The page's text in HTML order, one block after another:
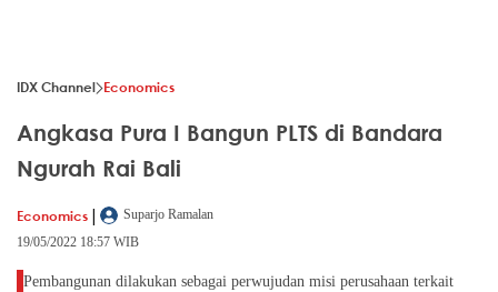
IDX Channel Economics
Angkasa Pura I Bangun PLTS di Bandara
Ngurah Rai Bali
Economics |
Suparjo Ramalan
19/05/2022 18:57 WIB
Pembangunan dilakukan sebagai perwujudan misi perusahaan terkait